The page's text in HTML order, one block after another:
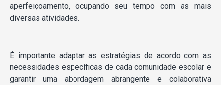
aperfeiçoamento, ocupando seu tempo com as mais
diversas atividades.
É importante adaptar as estratégias de acordo com as
necessidades específicas de cada comunidade escolar e
garantir uma abordagem abrangente e colaborativa